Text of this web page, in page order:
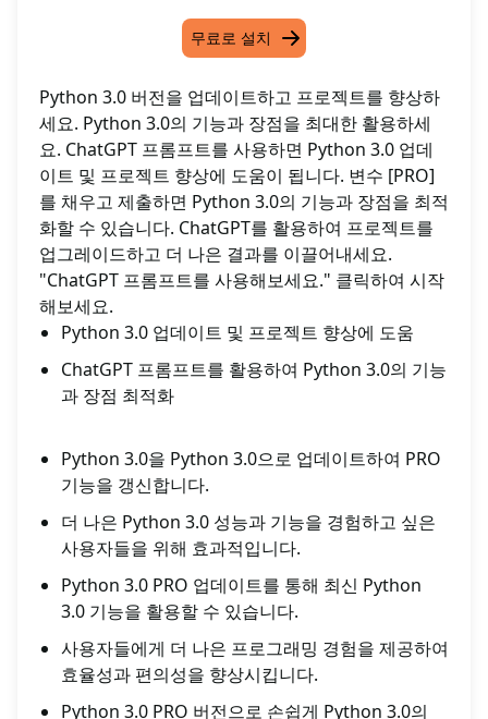
무료로 설치
Python 3.0 버전을 업데이트하고 프로젝트를 향상하
세요. Python 3.0의 기능과 장점을 최대한 활용하세
요. ChatGPT 프롬프트를 사용하면 Python 3.0 업데
이트 및 프로젝트 향상에 도움이 됩니다. 변수 [PRO]
를 채우고 제출하면 Python 3.0의 기능과 장점을 최적
화할 수 있습니다. ChatGPT를 활용하여 프로젝트를
업그레이드하고 더 나은 결과를 이끌어내세요.
"ChatGPT 프롬프트를 사용해보세요." 클릭하여 시작
해보세요.
Python 3.0 업데이트 및 프로젝트 향상에 도움
ChatGPT 프롬프트를 활용하여 Python 3.0의 기능
과 장점 최적화
Python 3.0을 Python 3.0으로 업데이트하여 PRO
기능을 갱신합니다.
더 나은 Python 3.0 성능과 기능을 경험하고 싶은
사용자들을 위해 효과적입니다.
Python 3.0 PRO 업데이트를 통해 최신 Python
3.0 기능을 활용할 수 있습니다.
사용자들에게 더 나은 프로그래밍 경험을 제공하여
효율성과 편의성을 향상시킵니다.
Python 3.0 PRO 버전으로 손쉽게 Python 3.0의